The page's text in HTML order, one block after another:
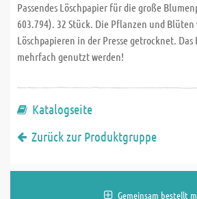
Passendes Löschpapier für die große
603.794). 32 Stück. Die Pflanzen und Blüten
Löschpapieren in der Presse getrocknet. Das
mehrfach genutzt werden!
Katalogseite
Zurück zur Produktgruppe
Gemeinsam bestellt